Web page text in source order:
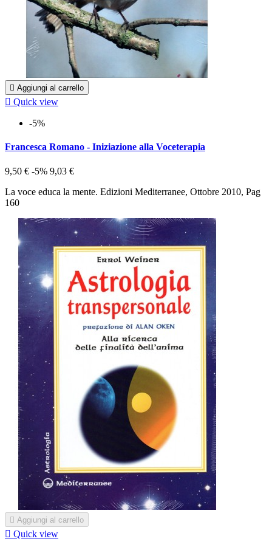
 Aggiungi al carrello
 Quick view
-5%
Francesca Romano - Iniziazione alla Voceterapia
9,50 € -5% 9,03 €
La voce educa la mente. Edizioni Mediterranee, Ottobre 2010, Pag
160
 Aggiungi al carrello
 Quick view